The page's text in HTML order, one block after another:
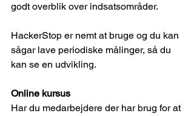
godt overblik over indsatsområder.
HackerStop er nemt at bruge og du kan
sågar lave periodiske målinger, så du
kan se en udvikling.
Online kursus
Har du medarbejdere der har brug for at